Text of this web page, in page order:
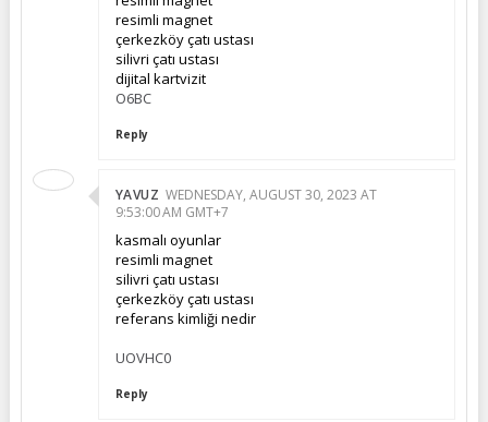
resimli magnet
çerkezköy çatı ustası
silivri çatı ustası
dijital kartvizit
O6BC
Reply
YAVUZ WEDNESDAY, AUGUST 30, 2023 AT
9:53:00 AM GMT+7
kasmalı oyunlar
resimli magnet
silivri çatı ustası
çerkezköy çatı ustası
referans kimliği nedir
UOVHC0
Reply